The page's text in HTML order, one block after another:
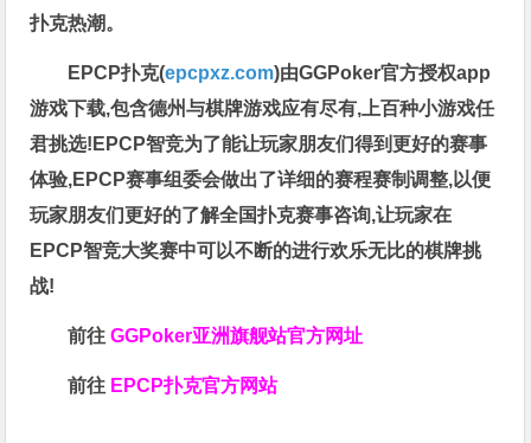
扑克热潮。
EPCP扑克(epcpxz.com)由GGPoker官方授权app
游戏下载,包含德州与棋牌游戏应有尽有,上百种小游戏任
君挑选!EPCP智竞为了能让玩家朋友们得到更好的赛事
体验,EPCP赛事组委会做出了详细的赛程赛制调整,以便
玩家朋友们更好的了解全国扑克赛事咨询,让玩家在
EPCP智竞大奖赛中可以不断的进行欢乐无比的棋牌挑
战!
前往GGPoker亚洲旗舰站官方网址
前往 EPCP扑克官方网站